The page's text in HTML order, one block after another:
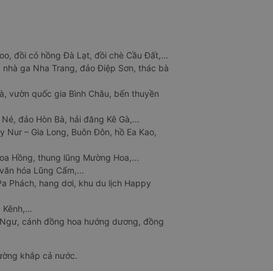
đồi cỏ hồng Đà Lạt, đồi chè Cầu Đất,...
ga Nha Trang, đảo Điệp Sơn, thác bà
vườn quốc gia Bình Châu, bến thuyền
đảo Hòn Bà, hải đăng Kê Gà,...
– Gia Long, Buôn Đôn, hồ Ea Kao,
Hồng, thung lũng Mường Hoa,...
hóa Lũng Cẩm,...
Phách, hang dơi, khu du lịch Happy
cánh đồng hoa hướng dương, đồng
khắp cả nước.